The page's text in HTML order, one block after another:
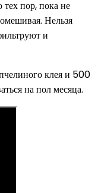
тех пор, пока не
Нельзя
и
клея и 500
на пол месяца.